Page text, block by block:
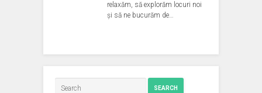
relaxăm, să explorăm locuri noi
și să ne bucurăm de…
SEARCH